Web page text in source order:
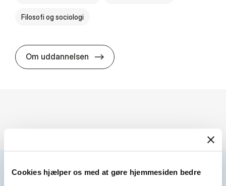
Cookies hjælper os med at gøre hjemmesiden bedre
Filosofi og sociologi
Om uddannelsen HA(fil.) - erhvervs­økonomi og